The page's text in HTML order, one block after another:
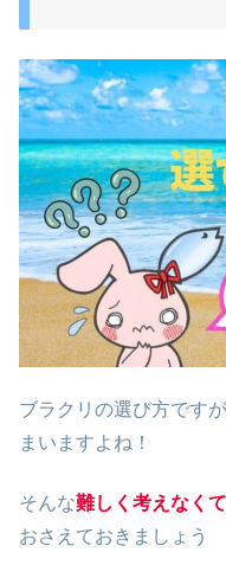
ブラクリの選び方です
まいますよね！
そんな難しく考えなく
おさえておきましょう